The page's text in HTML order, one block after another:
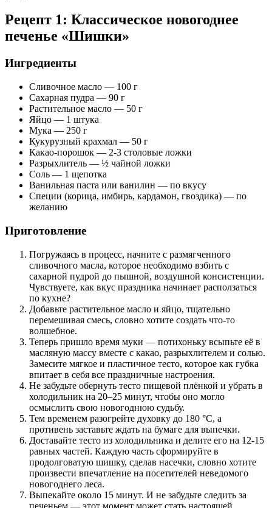
Рецепт 1: Классическое новогоднее
печенье «Шишки»
Ингредиенты
Сливочное масло — 100 г
Сахарная пудра — 90 г
Растительное масло — 50 г
Яйцо — 1 штука
Мука — 250 г
Кукурузный крахмал — 50 г
Какао-порошок — 2-3 столовые ложки
Разрыхлитель — ½ чайной ложки
Соль — 1 щепотка
Ванильная паста или ванилин — по вкусу
Специи (корица, имбирь, кардамон, гвоздика) — по
желанию
Приготовление
Погружаясь в процесс, начните с размягченного
сливочного масла, которое необходимо взбить с
сахарной пудрой до пышной, воздушной консистенции.
Чувствуете, как вкус праздника начинает расползаться
по кухне?
Добавьте растительное масло и яйцо, тщательно
перемешивая смесь, словно хотите создать что-то
волшебное.
Теперь пришло время муки — потихоньку всыпьте её в
масляную массу вместе с какао, разрыхлителем и солью.
Замесите мягкое и пластичное тесто, которое как губка
впитает в себя все праздничные настроения.
Не забудьте обернуть тесто пищевой плёнкой и убрать в
холодильник на 20–25 минут, чтобы оно могло
осмыслить свою новогоднюю судьбу.
Тем временем разогрейте духовку до 180 °С, а
противень заставьте ждать на бумаге для выпечки.
Доставайте тесто из холодильника и делите его на 12-15
равных частей. Каждую часть сформируйте в
продолговатую шишку, сделав насечки, словно хотите
произвести впечатление на посетителей неведомого
новогоднего леса.
Выпекайте около 15 минут. И не забудьте следить за
печеньем — этот момент может стать настоящей